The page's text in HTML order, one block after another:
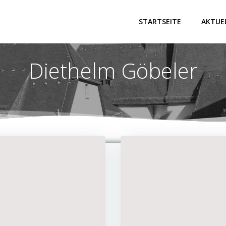
STARTSEITE
Diethelm Göbeler